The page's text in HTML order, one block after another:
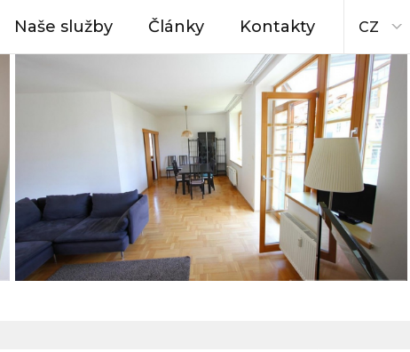
Naše služby Články Kontakty CZ